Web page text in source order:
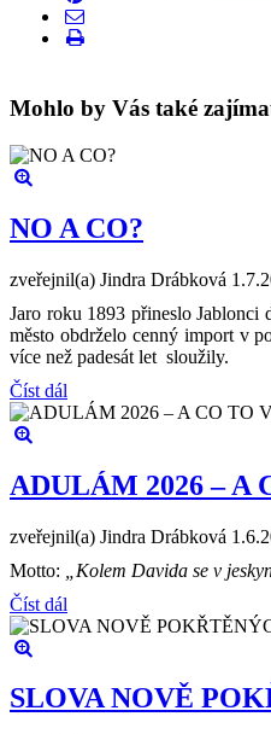
Mohlo by Vás také
NO A CO?
zveřejnil(a) Jindra Drábková
Jaro roku 1893 přineslo Jablonci
město obdrželo cenný import v
více než padesát let sloužily.
Číst dál
ADULÁM 2026 – A
zveřejnil(a) Jindra Drábková
Motto:
„Kolem Davida se v
Číst dál
SLOVA NOVĚ